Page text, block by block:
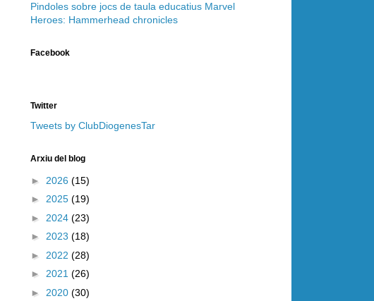
Pindoles sobre jocs de taula educatius Marvel
Heroes: Hammerhead chronicles
Facebook
Twitter
Tweets by ClubDiogenesTar
Arxiu del blog
► 2026 (15)
► 2025 (19)
► 2024 (23)
► 2023 (18)
► 2022 (28)
► 2021 (26)
► 2020 (30)